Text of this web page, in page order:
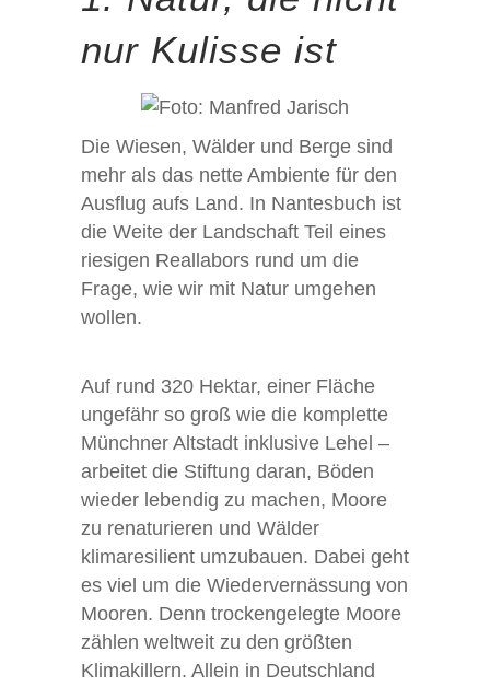
nur Kulisse ist
Die Wiesen, Wälder und Berge sind
mehr als das nette Ambiente für den
Ausflug aufs Land. In Nantesbuch ist
die Weite der Landschaft Teil eines
riesigen Reallabors rund um die
Frage, wie wir mit Natur umgehen
wollen.
Auf rund 320 Hektar, einer Fläche
ungefähr so groß wie die komplette
Münchner Altstadt inklusive Lehel –
arbeitet die Stiftung daran, Böden
wieder lebendig zu machen, Moore
zu renaturieren und Wälder
klimaresilient umzubauen. Dabei geht
es viel um die Wiedervernässung von
Mooren. Denn trockengelegte Moore
zählen weltweit zu den größten
Klimakillern. Allein in Deutschland